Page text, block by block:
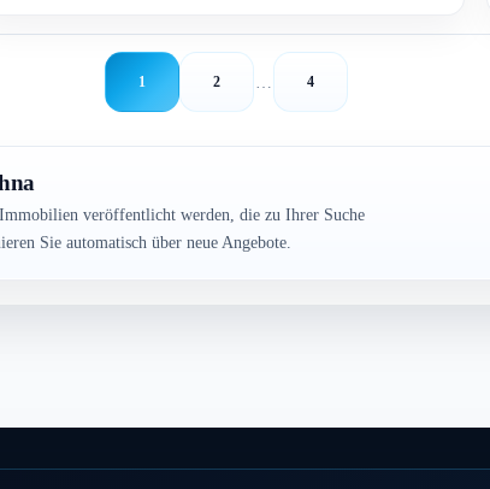
1 2 4
veröffentlicht werden, die zu Ihrer Suche
Sie automatisch über neue Angebote.